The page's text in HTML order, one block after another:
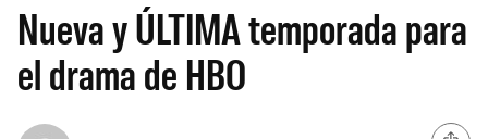
Nueva y ÚLTIMA temporada para
el drama de HBO